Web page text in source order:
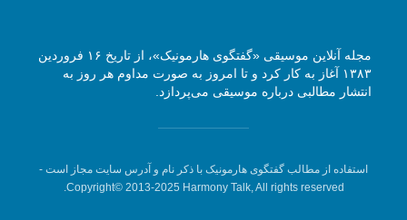
مجله آنلاین موسیقی «گفتگوی هارمونیک»، از تاریخ ۱۶ فروردین
۱۳۸۳ آغاز به کار کرد و تا امروز به صورت مداوم هر روز به
انتشار مطالبی درباره موسیقی می‌پردازد.
استفاده از مطالب گفتگوی هارمونیک با ذکر نام و آدرس سایت مجاز است -
Copyright© 2013-2025 Harmony Talk, All rights reserved.